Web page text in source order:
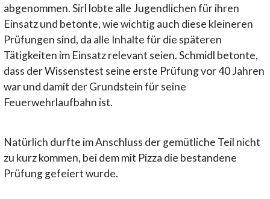
abgenommen. Sirl lobte alle Jugendlichen für ihren
Einsatz und betonte, wie wichtig auch diese kleineren
Prüfungen sind, da alle Inhalte für die späteren
Tätigkeiten im Einsatz relevant seien. Schmidl betonte,
dass der Wissenstest seine erste Prüfung vor 40 Jahren
war und damit der Grundstein für seine
Feuerwehrlaufbahn ist.
Natürlich durfte im Anschluss der gemütliche Teil nicht
zu kurz kommen, bei dem mit Pizza die bestandene
Prüfung gefeiert wurde.